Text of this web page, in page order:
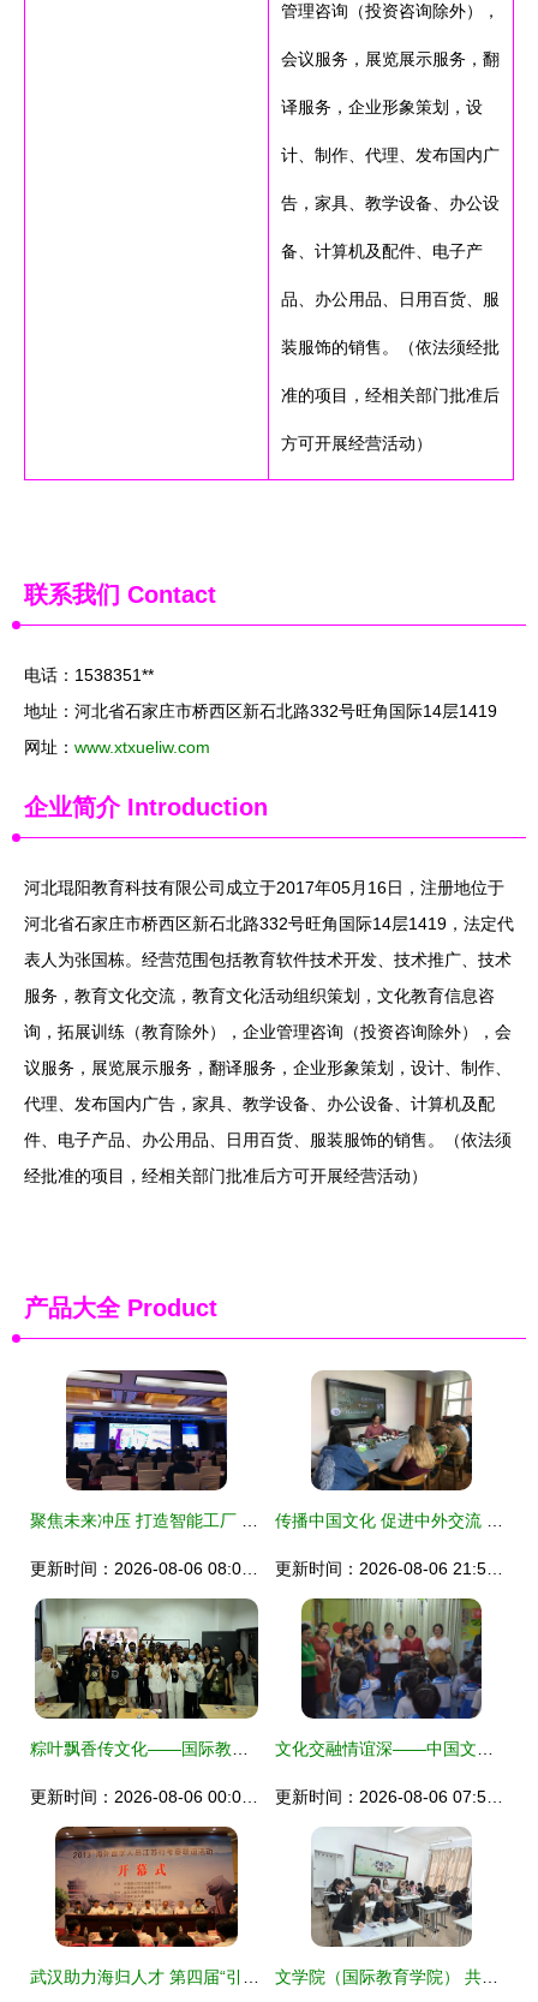
管理咨询（投资咨询除外），
会议服务，展览展示服务，翻
译服务，企业形象策划，设
计、制作、代理、发布国内广
告，家具、教学设备、办公设
备、计算机及配件、电子产
品、办公用品、日用百货、服
装服饰的销售。（依法须经批
准的项目，经相关部门批准后
方可开展经营活动）
联系我们 Contact
电话：1538351**
地址：河北省石家庄市桥西区新石北路332号旺角国际14层1419
网址： www.xtxueliw.com
企业简介Introduction
河北琨阳教育科技有限公司成立于2017年05月16日，注册地位于
河北省石家庄市桥西区新石北路332号旺角国际14层1419，法定代
表人为张国栋。经营范围包括教育软件技术开发、技术推广、技术
服务，教育文化交流，教育文化活动组织策划，文化教育信息咨
询，拓展训练（教育除外），企业管理咨询（投资咨询除外），会
议服务，展览展示服务，翻译服务，企业形象策划，设计、制作、
代理、发布国内广告，家具、教学设备、办公设备、计算机及配
件、电子产品、办公用品、日用百货、服装服饰的销售。（依法须
经批准的项目，经相关部门批准后方可开展经营活动）
产品大全Product